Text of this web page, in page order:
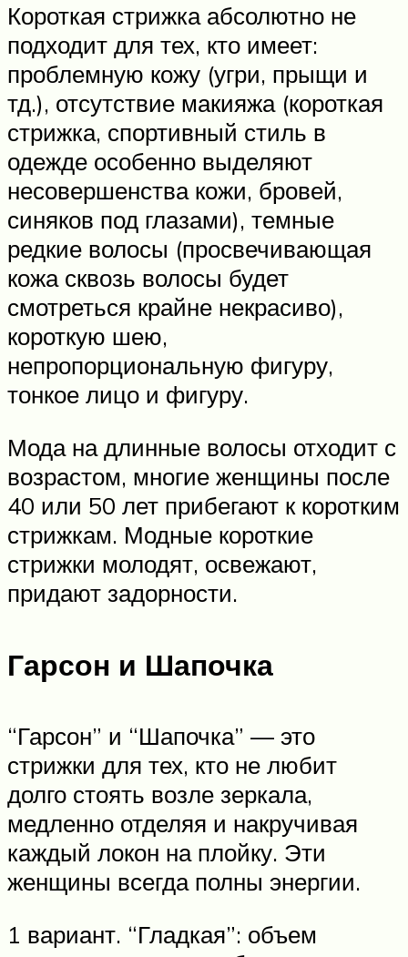
Короткая стрижка абсолютно не
подходит для тех, кто имеет:
проблемную кожу (угри, прыщи и
тд.), отсутствие макияжа (короткая
стрижка, спортивный стиль в
одежде особенно выделяют
несовершенства кожи, бровей,
синяков под глазами), темные
редкие волосы (просвечивающая
кожа сквозь волосы будет
смотреться крайне некрасиво),
короткую шею,
непропорциональную фигуру,
тонкое лицо и фигуру.
Мода на длинные волосы отходит с
возрастом, многие женщины после
40 или 50 лет прибегают к коротким
стрижкам. Модные короткие
стрижки молодят, освежают,
придают задорности.
Гарсон и Шапочка
“Гарсон” и “Шапочка” — это
стрижки для тех, кто не любит
долго стоять возле зеркала,
медленно отделяя и накручивая
каждый локон на плойку. Эти
женщины всегда полны энергии.
1 вариант. “Гладкая”: объем